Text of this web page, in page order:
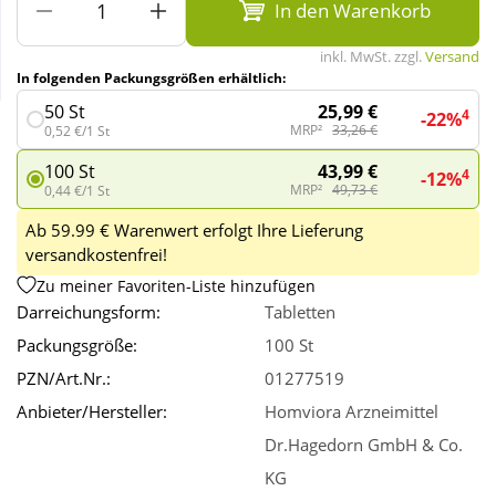
Tierbedarf
Wellness
In den Warenkorb
inkl. MwSt. zzgl.Versand
In folgenden Packungsgrößen erhältlich:
50 St
0,52 €/1 St
25,99 €
MRP² 33,26 € -22%4
100 St
0,44 €/1 St
43,99 €
MRP² 49,73 € -12%4
Ab 59.99 € Warenwert erfolgt Ihre Lieferung
versandkostenfrei!
Zu meiner Favoriten-Liste hinzufügen
Darreichungsform:
Tabletten
Packungsgröße:
100 St
PZN/Art.Nr.:
01277519
Anbieter/Hersteller:
Homviora Arzneimittel
Dr.Hagedorn GmbH & Co.
KG